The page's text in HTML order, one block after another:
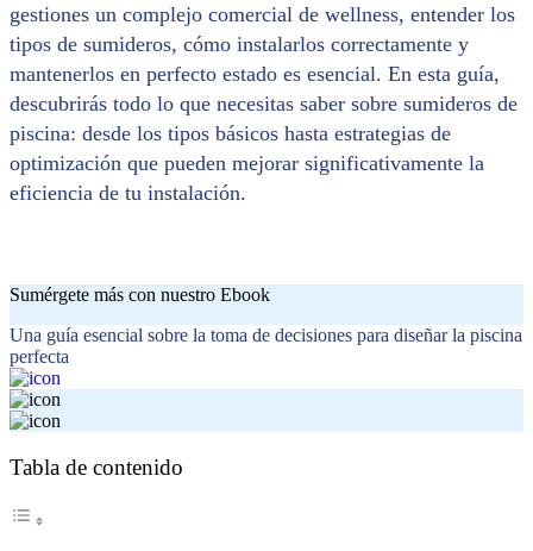
gestiones un complejo comercial de wellness, entender los
tipos de sumideros, cómo instalarlos correctamente y
mantenerlos en perfecto estado es esencial. En esta guía,
descubrirás todo lo que necesitas saber sobre sumideros de
piscina: desde los tipos básicos hasta estrategias de
optimización que pueden mejorar significativamente la
eficiencia de tu instalación.
Sumérgete más con nuestro Ebook
Una guía esencial sobre la toma de decisiones para diseñar la piscina
perfecta
Tabla de contenido